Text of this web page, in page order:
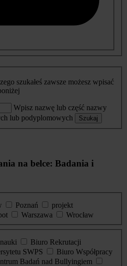
szukałeś zawsze możesz wpisać
Wpisz nazwę lub część nazwy
lub podyplomowych
Szukaj
na belce: Badania i
Poznań
projekt
Warszawa
Wrocław
Biuro Rekrutacji
SWPS
Biuro Współpracy
Badań nad Bullyingiem